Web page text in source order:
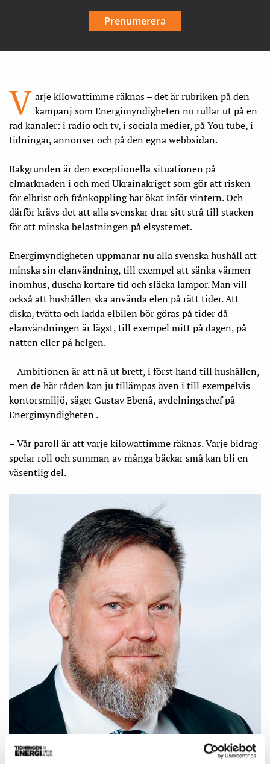
Prenumerera
V arje kilowattimme räknas – det är rubriken på den
kampanj som Energimyndigheten nu rullar ut på en
rad kanaler: i radio och tv, i sociala medier, på You tube, i
tidningar, annonser och på den egna webbsidan.
Bakgrunden är den exceptionella situationen på
elmarknaden i och med Ukrainakriget som gör att risken
för elbrist och frånkoppling har ökat inför vintern. Och
därför krävs det att alla svenskar drar sitt strå till stacken
för att minska belastningen på elsystemet.
Energimyndigheten uppmanar nu alla svenska hushåll att
minska sin elanvändning, till exempel att sänka värmen
inomhus, duscha kortare tid och släcka lampor. Man vill
också att hushållen ska använda elen på rätt tider. Att
diska, tvätta och ladda elbilen bör göras på tider då
elanvändningen är lägst, till exempel mitt på dagen, på
natten eller på helgen.
–Ambitionen är att nå ut brett, i först hand till hushållen,
men de här råden kan ju tillämpasäven i till exempelvis
kontorsmiljö, säger Gustav Ebenå, avdelningschef på
Energimyndigheten .
– Vår paroll är att varje kilowattimme räknas. Varje bidrag
spelar roll och summan av många bäckar små kan bli en
väsentlig del.